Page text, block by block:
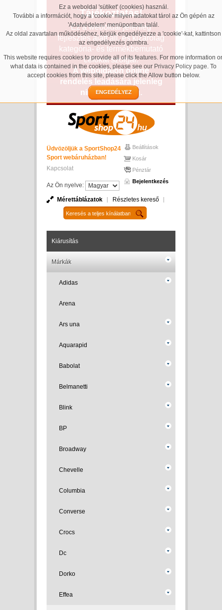
Ez a weboldal 'sütiket' (cookies) használ.
További a információt, hogy a 'cookie' milyen adatokat tárol az Ön gépén az
'Adatvédelem' menüpontban talál.
Az oldal zavartalan működéséhez, kérjük engedélyezze a 'cookie'-kat, kattintson
az engedélyezés gombra.
This website requires cookies to provide all of its features. For more information
what data is contained in the cookies, please see our Privacy Policy page. To
accept cookies from this site, please click the Allow button below.
ENGEDÉLYEZ
Tájékoztatás!
Ez a weboldal jelenleg
fejlesztés alatt áll, és kizárólag
kategória- és termékbemutató
célokat szolgál.
A weboldalon online
rendelés leadására jelenleg
nincs lehetőség.
Üdvözöljük a SportShop24
Sport webáruházban!
Kapcsolat
Az Ön nyelve:
Beállítások
Kosár
Pénztár
Bejelentkezés
Mérettáblázatok Részletes kereső
Kiárusítás
Márkák
Adidas
Arena
Ars una
Aquarapid
Babolat
Belmanetti
Blink
BP
Broadway
Chevelle
Columbia
Converse
Crocs
Dc
Dorko
Effea